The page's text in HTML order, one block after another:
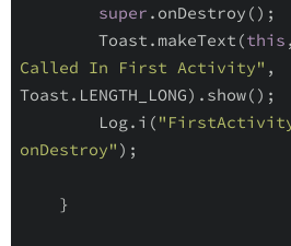
super .onDestroy();
Toast.makeText(this
Called In First Activity" ,
Toast.LENGTH_LONG).show();
Log.i(
onDestroy" );
}